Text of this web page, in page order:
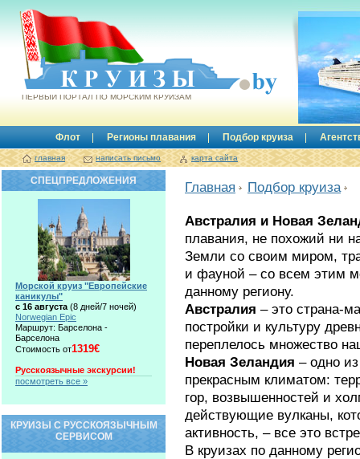
Круизы.by
ПЕРВЫЙ ПОРТАЛ ПО МОРСКИМ КРУИЗАМ
Флот Регионы плавания Подбор круиза
главная написать письмо карта сайта
Главная Подбор круиза
Австралия и Новая
плавания, не похожий ни
Земли со своим миром,
и фауной – со всем этим
данному региону.
Австралия – это страна-
постройки и культуру
переплелось множество
Новая Зеландия – одно
прекрасным климатом:
гор, возвышенностей и
действующие вулканы,
активность, – все это
В круизах по данному
СПЕЦПРЕДЛОЖЕНИЯ
Морской круиз "Европейские
каникулы"
с 16 августа (8 дней/7 ночей)
Norwegian Epic
Маршрут: Барселона -
Барселона
Стоимость от1319€
Русскоязычные экскурсии!
посмотреть все »
КРУИЗЫ С РУССКОЯЗЫЧНЫМ
СЕРВИСОМ